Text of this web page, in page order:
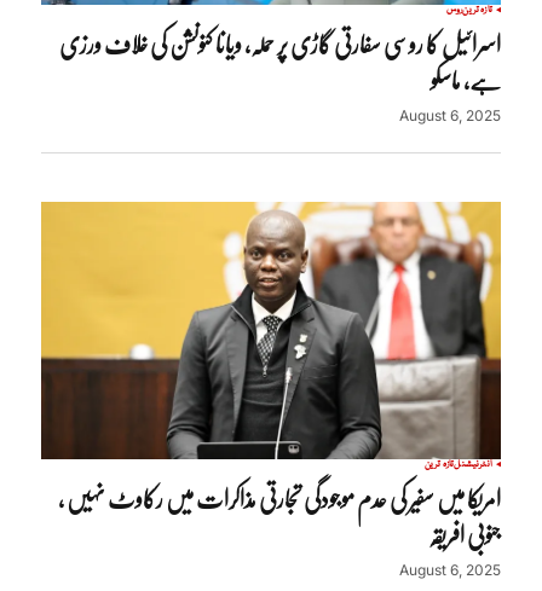
تازہ ترینروس
اسرائیل کا روسی سفارتی گاڑی پر حملہ، ویانا کنونشن کی خلاف ورزی
ہے، ماسکو
August 6, 2025
انٹرنیشنلتازہ ترین
امریکا میں سفیر کی عدم موجودگی تجارتی مذاکرات میں رکاوٹ نہیں ،
جنوبی افریقہ
August 6, 2025